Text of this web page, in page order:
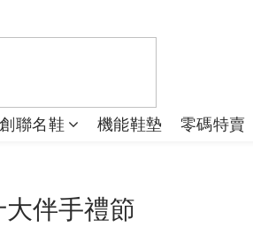
聯名鞋 機能鞋墊 零碼特賣
大伴手禮節